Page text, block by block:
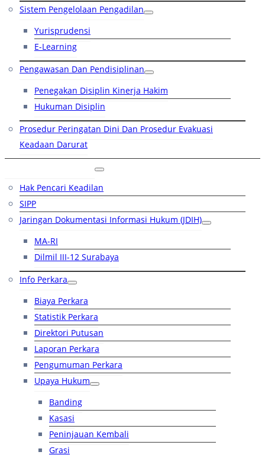
Sistem Pengelolaan Pengadilan
Yurisprudensi
E-Learning
Pengawasan Dan Pendisiplinan
Penegakan Disiplin Kinerja Hakim
Hukuman Disiplin
Prosedur Peringatan Dini Dan Prosedur Evakuasi
Keadaan Darurat
Hak Pencari Keadilan
SIPP
Jaringan Dokumentasi Informasi Hukum (JDIH)
MA-RI
Dilmil III-12 Surabaya
Info Perkara
Biaya Perkara
Statistik Perkara
Direktori Putusan
Laporan Perkara
Pengumuman Perkara
Upaya Hukum
Banding
Kasasi
Peninjauan Kembali
Grasi